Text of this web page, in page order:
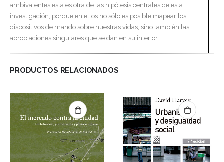
ambivalentes esta es otra de las hipótesis centrales de esta
investigación, porque en ellos no sólo es posible mapear los
dispositivos de mando sobre nuestras vidas, sino también las
apropiaciones singulares que se dan en su interior.
PRODUCTOS RELACIONADOS